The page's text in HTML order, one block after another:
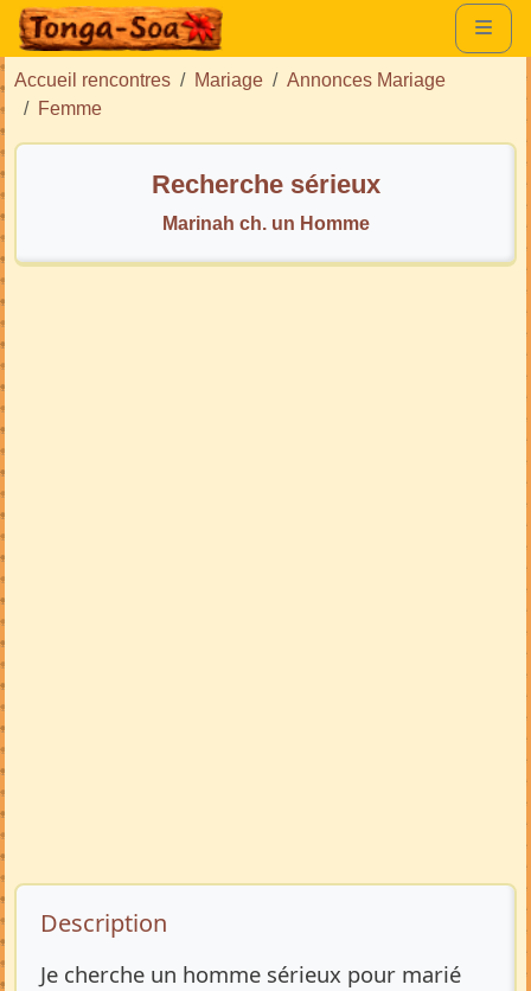
Accueil rencontres Mariage
Annonces Mariage
Femme
Recherche sérieux
Marinah ch. un Homme
Description de l’annonce
Description
Je cherche un homme sérieux pour marié